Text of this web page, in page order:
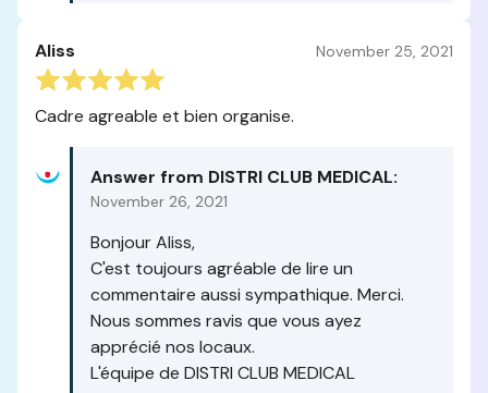
Aliss November 25, 2021
Cadre agreable et bien organise.
Answer from DISTRI CLUB MEDICAL:
November 26, 2021
Bonjour Aliss,
C'est toujours agréable de lire un
commentaire aussi sympathique. Merci.
Nous sommes ravis que vous ayez
apprécié nos locaux.
L'équipe de DISTRI CLUB MEDICAL